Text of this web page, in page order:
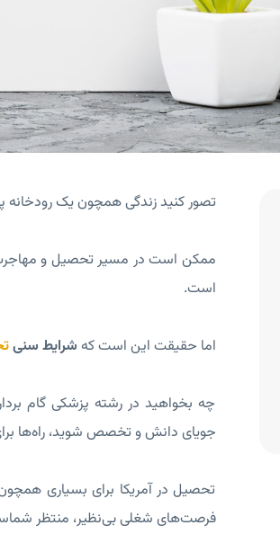
تصور کنید زندگی همچون یک
ممکن است در مسیر تحصیل و مهاجرت،
است.
اما حقیقت این است که شرایط سنی
چه بخواهید در رشته پزشکی گام
جویای دانش و تخصص شوید، راه‌ها
تحصیل در آمریکا برای بسیاری
فرصت‌های شغلی بی‌نظیر، منتظر